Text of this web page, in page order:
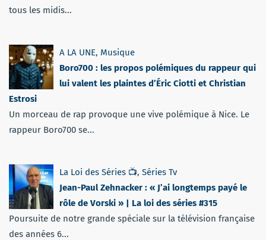
tous les midis...
A LA UNE, Musique
Boro700 : les propos polémiques du rappeur qui
lui valent les plaintes d’Éric Ciotti et Christian
Estrosi
Un morceau de rap provoque une vive polémique à Nice. Le
rappeur Boro700 se...
La Loi des Séries 📺, Séries Tv
Jean-Paul Zehnacker : « J’ai longtemps payé le
rôle de Vorski » | La loi des séries #315
Poursuite de notre grande spéciale sur la télévision française
des années 6...